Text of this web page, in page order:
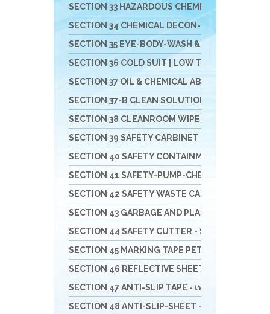
SECTION 33 HAZARDOUS CHEMICAL SUITS
SECTION 34 CHEMICAL DECON-ชุดชำระสารเคมี
SECTION 35 EYE-BODY-WASH & DRAIN &
SECTION 36 COLD SUIT | LOW TEMP |
SECTION 37 OIL & CHEMICAL ABSORBENT - วั
SECTION 37-B CLEAN SOLUTION-น้ำยาล้างทำคว
SECTION 38 CLEANROOM WIPER - วัสดุเช็ดไวเปอร์
SECTION 39 SAFETY CARBINET - ตู้เก็บสารเคมีแล
SECTION 40 SAFETY CONTAINMENT - ถาดรอง -
SECTION 41 SAFETY-PUMP-CHEMICAL - ปั๊มมือ
SECTION 42 SAFETY WASTE CAN - ถังขยะ-ที่เขี่
SECTION 43 GARBAGE AND PLASTIC - ถังพลาสติ
SECTION 44 SAFETY CUTTER - มีดคัทเตอร์นิรภัย
SECTION 45 MARKING TAPE PET/PVC- เทปตีเส้น -
SECTION 46 REFLECTIVE SHEETING & TAPE
SECTION 47 ANTI-SLIP TAPE - เทปป้องกันการลื่น
SECTION 48 ANTI-SLIP-SHEET - แผ่นกันลื่น สินค้า